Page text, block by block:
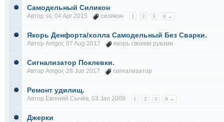
Самодельный Силикон
Автор ss, 04 Apr 2015 силикон 1 2 3 9 →
Якорь Денфорта/холла Самодельный Без Сварки.
Автор Amgor, 07 Aug 2017 якорь своими руками
Сигнализатор Поклевки.
Автор Amgor, 28 Jun 2017 сигнализатор
Ремонт удилищ.
Автор Евгений Сычёв, 03 Jan 2009 1 2 3 9 →
Джерки